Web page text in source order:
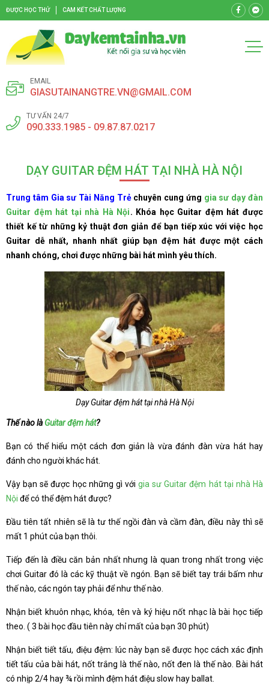
ĐƯỢC HỌC THỬ CAM KẾT CHẤT LƯỢNG
EMAIL
GIASUTAINANGTRE.VN@GMAIL.COM
TƯ VẤN 24/7
090.333.1985 - 09.87.87.0217
DẠY GUITAR ĐỆM HÁT TẠI NHÀ HÀ NỘI
Trung tâm Gia sư Tài Năng Trẻchuyên cung ứng gia sư dạy đàn
Guitar đệm hát tại nhà Hà Nội. Khóa học Guitar đệm hát được
thiết kế từ những kỷ thuật đơn giản để bạn tiếp xúc với việc học
Guitar dễ nhất, nhanh nhất giúp bạn đệm hát được một cách
nhanh chóng, chơi được những bài hát mình yêu thích.
Dạy Guitar đệm hát tại nhà Hà Nội
Thế nào là Guitar đệm hát?
Bạn có thể hiểu một cách đơn giản là vừa đánh đàn vừa hát hay
đánh cho người khác hát.
Vậy bạn sẽ được học những gì vớigia sư Guitar đệm hát tại nhà Hà
Nội để có thể đệm hát được?
Đầu tiên tất nhiên sẽ là tư thế ngồi đàn và cầm đàn, điều này thì sẽ
mất 1 phút của bạn thôi.
Tiếp đến là điều căn bản nhất nhưng là quan trong nhất trong việc
chơi Guitar đó là các kỹ thuật về ngón. Bạn sẽ biết tay trái bấm như
thế nào, các ngón tay phải để như thế nào.
Nhận biết khuôn nhạc, khóa, tên và ký hiệu nốt nhạc là bài học tiếp
theo. ( 3 bài học đầu tiên này chỉ mất của bạn 30 phút)
Nhận biết tiết tấu, điệu đệm: lúc này bạn sẽ được học cách xác định
tiết tấu của bài hát, nốt trắng là thế nào, nốt đen là thế nào. Bài hát
có nhịp 2/4 hay ¾ rồi mình đệm hát điệu slow hay ballat.